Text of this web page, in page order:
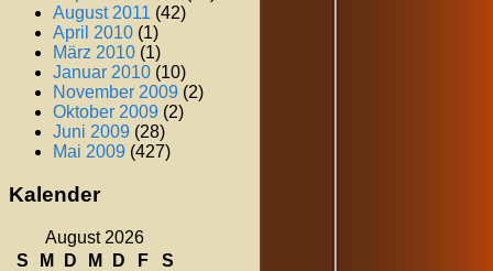
August 2011 (42)
April 2010 (1)
März 2010 (1)
Januar 2010 (10)
November 2009 (2)
Oktober 2009 (2)
Juni 2009 (28)
Mai 2009 (427)
Kalender
August 2026
S
M D M D F
S